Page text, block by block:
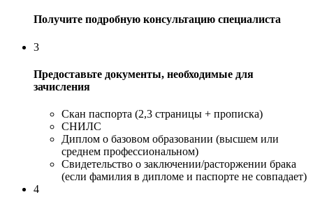
Получите подробную консультацию специалиста
3
Предоставьте документы, необходимые для
зачисления
Скан паспорта (2,3 страницы + прописка)
СНИЛС
Диплом о базовом образовании (высшем или
среднем профессиональном)
Свидетельство о заключении/расторжении брака
(если фамилия в дипломе и паспорте не совпадает)
4